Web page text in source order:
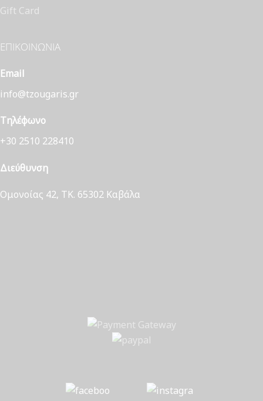
Gift Card
ΕΠΙΚΟΙΝΩΝΊΑ
Email
info@tzougaris.gr
Τηλέφωνο
+30 2510 228410
Διεύθυνση
Ομονοίας 42, ΤΚ. 65302 Καβάλα